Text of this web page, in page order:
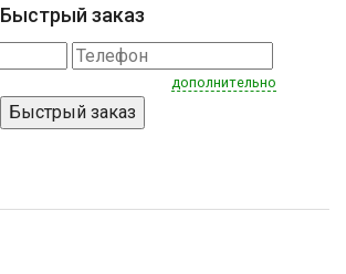
Быстрый заказ
дополнительно